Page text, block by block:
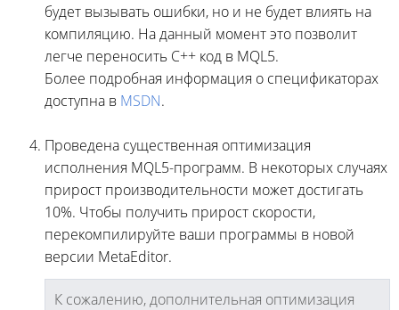
будет вызывать ошибки, но и не будет влиять на
компиляцию. На данный момент это позволит
легче переносить С++ код в MQL5.
Более подробная информация о спецификаторах
доступна в MSDN.
Проведена существенная оптимизация
исполнения MQL5-программ. В некоторых случаях
прирост производительности может достигать
10%. Чтобы получить прирост скорости,
перекомпилируйте ваши программы в новой
версии MetaEditor.
К сожалению, дополнительная оптимизация